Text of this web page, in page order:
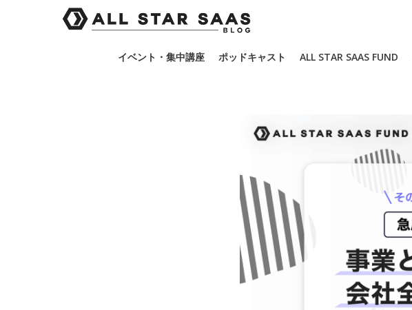
イベント・集中講座 ポッドキャスト ALL STAR SAAS FUND